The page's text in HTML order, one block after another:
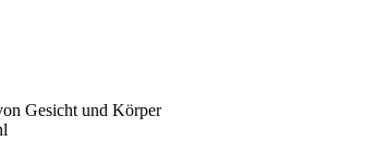
Gesicht und Körper